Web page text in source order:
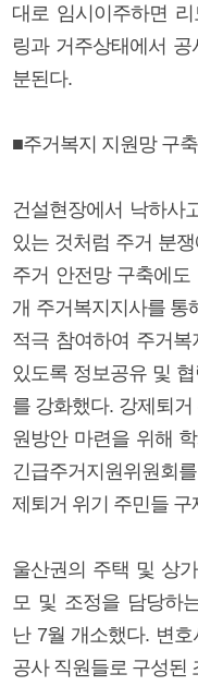
대로 임시이주하면
링과 거주상태에서
분된다.
■주거복지 지원망 구축
건설현장에서 낙하사
있는 것처럼 주거 분
주거 안전망 구축에
개 주거복지지사를 통
적극 참여하여 주거
있도록 정보공유 및
를 강화했다. 강제퇴
원방안 마련을 위해
긴급주거지원위원회
제퇴거 위기 주민들
울산권의 주택 및 상
모 및 조정을 담당하
난 7월 개소했다. 변
공사 직원들로 구성된